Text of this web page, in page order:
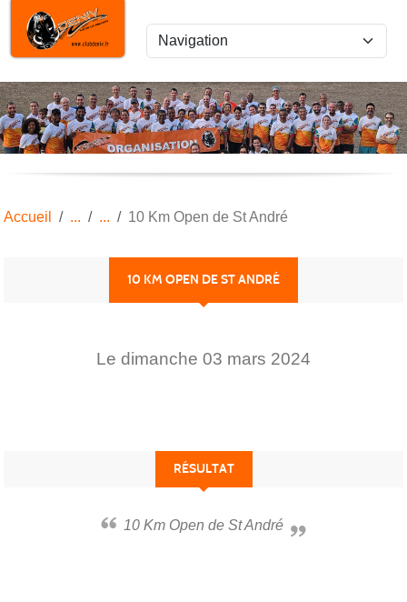
Accueil 10 Km Open de St André
10 KM OPEN DE ST ANDRÉ
Le dimanche 03 mars 2024
RÉSULTAT
10 Km Open de St André
Panneau de gestion des cookies